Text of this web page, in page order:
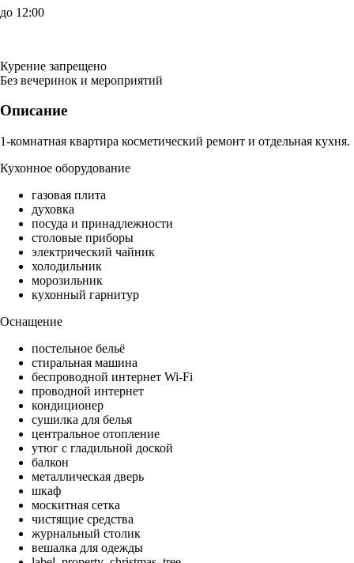
до 12:00
Курение запрещено
Без вечеринок и мероприятий
Описание
1-комнатная квартира косметический ремонт и отдельная кухня.
Кухонное оборудование
газовая плита
духовка
посуда и принадлежности
столовые приборы
электрический чайник
холодильник
морозильник
кухонный гарнитур
Оснащение
постельное бельё
стиральная машина
беспроводной интернет Wi-Fi
проводной интернет
кондиционер
сушилка для белья
центральное отопление
утюг с гладильной доской
балкон
металлическая дверь
шкаф
москитная сетка
чистящие средства
журнальный столик
вешалка для одежды